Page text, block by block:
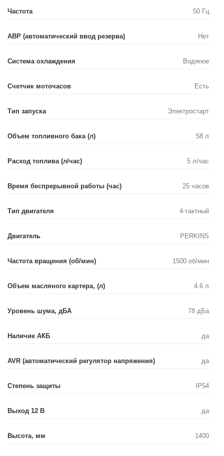
Частота 50 Гц
АВР (автоматический ввод резерва) Нет
Система охлаждения Водяное
Счетчик моточасов Есть
Тип запуска Электростарт
Объем топливного бака (л) 58 л
Расход топлива (л/час) 5 л/час
Время беспрерывной работы (час) 25 часов
Тип двигателя 4-тактный
Двигатель PERKINS
Частота вращения (об/мин) 1500 об/мин
Объем масляного картера, (л) 4.6 л
Уровень шума, дБA 78 дБа
Наличие АКБ да
AVR (автоматический регулятор напряжения) да
Степень защиты IP54
Выход 12 В да
Высота, мм 1400